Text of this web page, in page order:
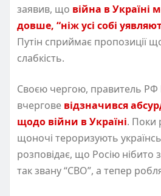
заявив, що війна в Україні
довше, “ніж усі собі
Путін сприймає пропозиції
слабкість.
Своєю чергою, правитель РФ
вчергове відзначився
щодо війни в Україні. Поки
щоночі тероризують
розповідає, що Росію нібито
так звану “СВО”, а тепер